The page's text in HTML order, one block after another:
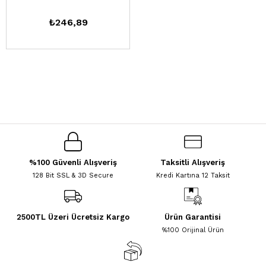
₺246,89
%100 Güvenli Alışveriş
128 Bit SSL & 3D Secure
Taksitli Alışveriş
Kredi Kartına 12 Taksit
2500TL Üzeri Ücretsiz Kargo Ürün Garantisi
%100 Orijinal Ürün